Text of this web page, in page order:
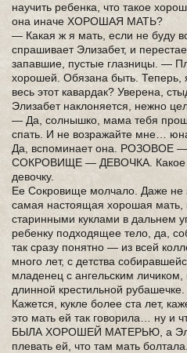
научить ребенка, что такое
она иначе ХОРОШАЯ МАТЬ?
— Какая ж я мать, если не буду
спрашивает Элизабет, и
запавшие, пустые глазницы. —
хорошей. Обязана быть. Теперь,
весь этот кавардак? Уверена,
Элизабет наклоняется, нежно
— Да, солнышко, мама тебя
спать. И не возражайте мне…
Да, вспоминает она. РОЗОВОЕ
СОКРОВИЩЕ — ДЕВОЧКА. Какое
девочку.
Ее Сокровище молчало. Даже не
самая настоящая хорошая мать,
старинными куклами в дальнем
ребенку подходящее тело, да,
так сразу понятно — из всей
много лет, с детства
младенец с ангельским личиком,
длинной крестильной рубашечке.
Кажется, кукле более ста лет,
это мать ей так говорила… ну
БЫЛА ХОРОШЕЙ МАТЕРЬЮ, а
плевать ей, что там мать болтала.